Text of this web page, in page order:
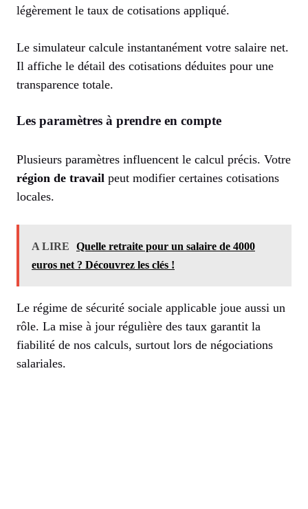
légèrement le taux de cotisations appliqué.
Le simulateur calcule instantanément votre salaire net.
Il affiche le détail des cotisations déduites pour une
transparence totale.
Les paramètres à prendre en compte
Plusieurs paramètres influencent le calcul précis. Votre
région de travail peut modifier certaines cotisations
locales.
A LIRE
Quelle retraite pour un salaire de 4000
euros net ? Découvrez les clés !
Le régime de sécurité sociale applicable joue aussi un
rôle. La mise à jour régulière des taux garantit la
fiabilité de nos calculs, surtout lors de négociations
salariales.